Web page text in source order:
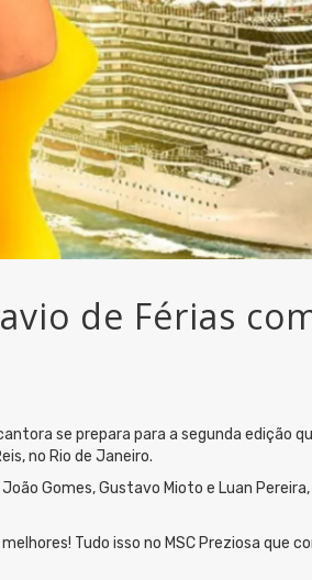
de Férias
se prepara para a segunda edição
no Rio de Janeiro.
Gomes, Gustavo Mioto e Luan Pereira,
Tudo isso no MSC Preziosa que